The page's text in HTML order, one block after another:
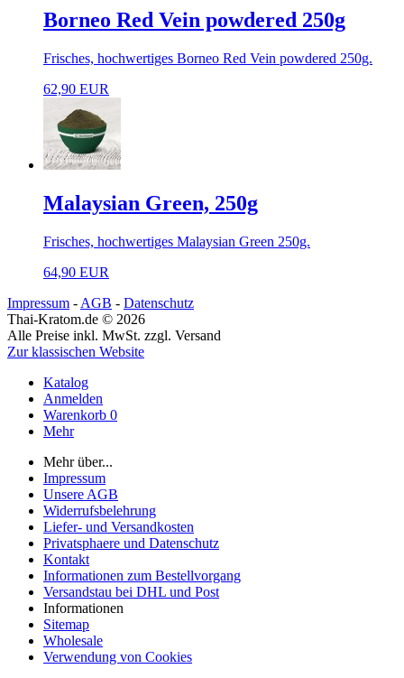
Borneo Red Vein powdered 250g
Frisches, hochwertiges Borneo Red Vein powdered 250g.
62,90 EUR
Malaysian Green, 250g
Frisches, hochwertiges Malaysian Green 250g.
64,90 EUR
Impressum - AGB - Datenschutz
Thai-Kratom.de © 2026
Alle Preise inkl. MwSt. zzgl. Versand
Zur klassischen Website
Katalog
Anmelden
Warenkorb 0
Mehr
Mehr über...
Impressum
Unsere AGB
Widerrufsbelehrung
Liefer- und Versandkosten
Privatsphaere und Datenschutz
Kontakt
Informationen zum Bestellvorgang
Versandstau bei DHL und Post
Informationen
Sitemap
Wholesale
Verwendung von Cookies